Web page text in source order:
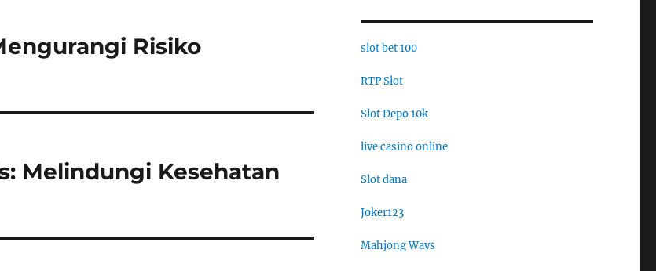
Risiko
Melindungi Kesehatan
slot bet 100
RTP Slot
Slot Depo 10k
live casino online
Slot dana
Joker123
Mahjong Ways